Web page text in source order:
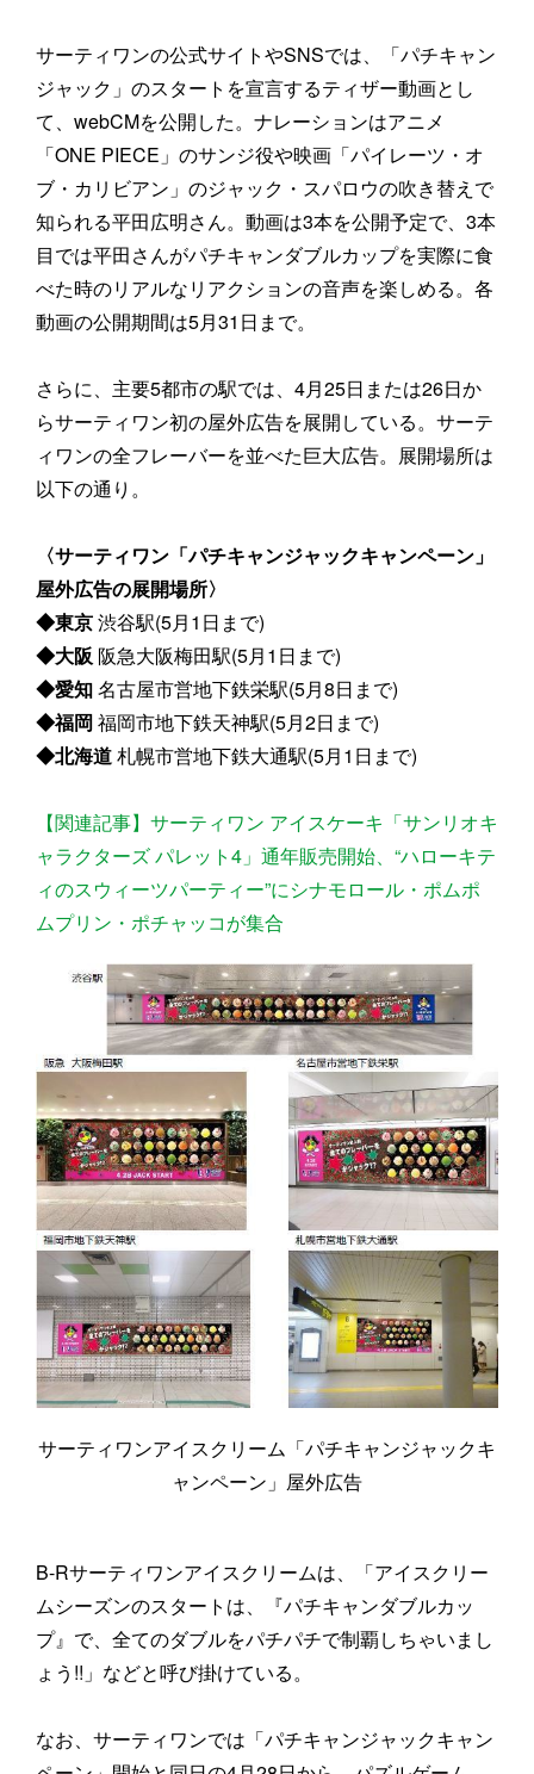
サーティワンの公式サイトやSNSでは、「パチキャン
ジャック」のスタートを宣言するティザー動画とし
て、webCMを公開した。ナレーションはアニメ
「ONE PIECE」のサンジ役や映画「パイレーツ・オ
ブ・カリビアン」のジャック・スパロウの吹き替えで
知られる平田広明さん。動画は3本を公開予定で、3本
目では平田さんがパチキャンダブルカップを実際に食
べた時のリアルなリアクションの音声を楽しめる。各
動画の公開期間は5月31日まで。
さらに、主要5都市の駅では、4月25日または26日か
らサーティワン初の屋外広告を展開している。サーテ
ィワンの全フレーバーを並べた巨大広告。展開場所は
以下の通り。
〈サーティワン「パチキャンジャックキャンペーン」
屋外広告の展開場所〉
◆東京渋谷駅(5月1日まで)
◆大阪 阪急大阪梅田駅(5月1日まで)
◆愛知名古屋市営地下鉄栄駅(5月8日まで)
◆福岡福岡市地下鉄天神駅(5月2日まで)
◆北海道札幌市営地下鉄大通駅(5月1日まで)
【関連記事】サーティワン アイスケーキ「サンリオキ
ャラクターズ パレット4」通年販売開始、“ハローキテ
ィのスウィーツパーティー”にシナモロール・ポムポ
ムプリン・ポチャッコが集合
サーティワンアイスクリーム「パチキャンジャックキ
ャンペーン」屋外広告
B-Rサーティワンアイスクリームは、「アイスクリー
ムシーズンのスタートは、『パチキャンダブルカッ
プ』で、全てのダブルをパチパチで制覇しちゃいまし
ょう!!」などと呼び掛けている。
なお、サーティワンでは「パチキャンジャックキャン